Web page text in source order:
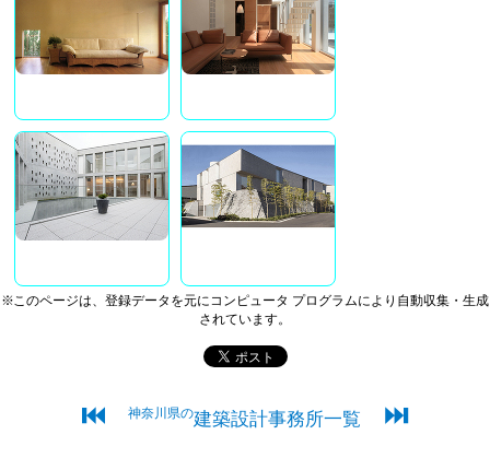
※このページは、登録データを元にコンピュータ プログラムにより自動収集・生成
されています。
⏮ 神奈川県の建築設計事務所一覧 ⏭